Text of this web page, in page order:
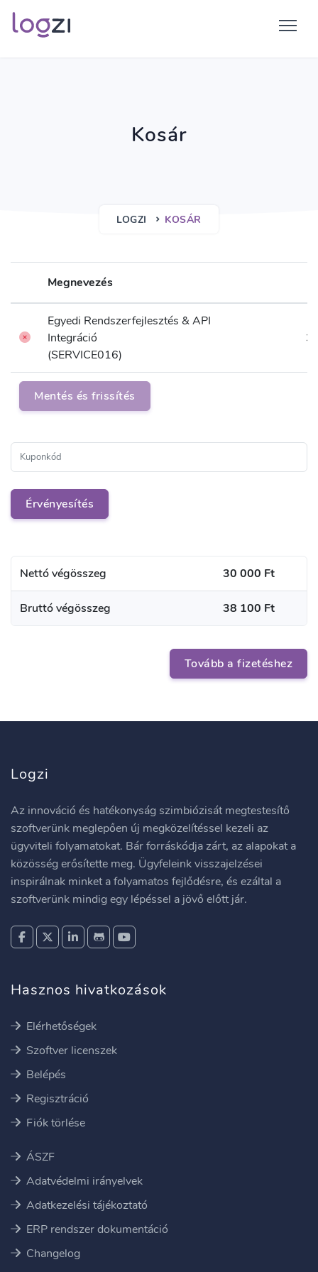
Kosár
LOGZI KOSÁR
Megnevezés
Egyedi Rendszerfejlesztés & API
Integráció
(SERVICE016)
Nettó végösszeg 30 000 Ft
Bruttó végösszeg 38 100 Ft
Tovább a fizetéshez
Logzi
Az innováció és hatékonyság szimbiózisát megtestesítő
szoftverünk meglepően új megközelítéssel kezeli az
ügyviteli folyamatokat. Bár forráskódja zárt, az alapokat a
közösség erősítette meg. Ügyfeleink visszajelzései
inspirálnak minket a folyamatos fejlődésre, és ezáltal a
szoftverünk mindig egy lépéssel a jövő előtt jár.
Hasznos hivatkozások
Elérhetőségek
Szoftver licenszek
Belépés
Regisztráció
Fiók törlése
ÁSZF
Adatvédelmi irányelvek
Adatkezelési tájékoztató
ERP rendszer dokumentáció
Changelog